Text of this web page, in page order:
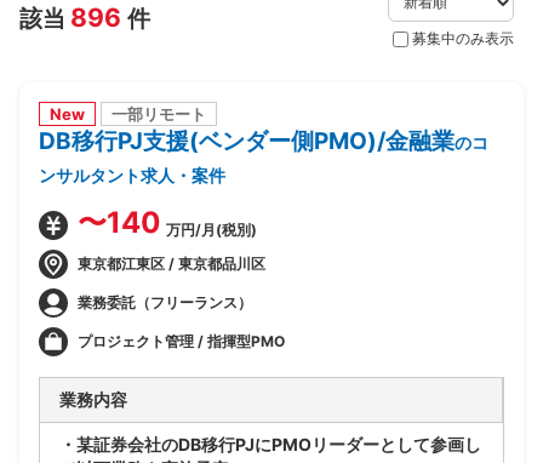
該当 896 件
募集中のみ表示
New 一部リモート
DB移行PJ支援(ベンダー側PMO)/金融業のコ
ンサルタント求人・案件
〜140 万円/月(税別)
東京都江東区 / 東京都品川区
業務委託（フリーランス）
プロジェクト管理 / 指揮型PMO
業務内容
・某証券会社のDB移行PJにPMOリーダーとして参画し